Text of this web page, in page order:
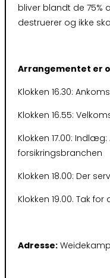
bliver blandt de 75%
destruerer og ikke
Arrangementet er
Klokken 16.30:
Klokken 16.55:
Klokken 17.00:
forsikringsbranchen
Klokken 18.00: Der
Klokken 19.00. Tak
Adresse: